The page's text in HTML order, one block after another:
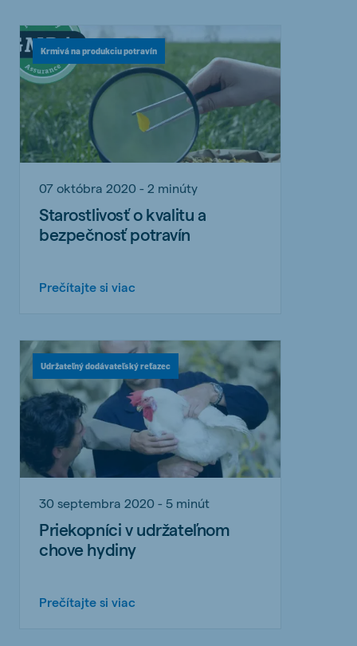
Krmivá na produkciu potravín
07 októbra 2020 - 2 minúty
Starostlivosť o kvalitu a
bezpečnosť potravín
Prečítajte si viac
Udržateľný dodávateľský reťazec
30 septembra 2020 - 5 minút
Priekopníci v udržateľnom
chove hydiny
Prečítajte si viac